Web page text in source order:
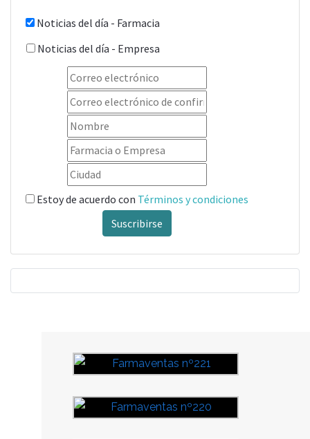
Noticias del día - Farmacia
Noticias del día - Empresa
Estoy de acuerdo con Términos y condiciones
Suscribirse